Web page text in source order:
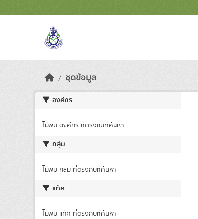
ชุดข้อมูล
องค์กร
ไม่พบ องค์กร ที่ตรงกับที่ค้นหา
กลุ่ม
ไม่พบ กลุ่ม ที่ตรงกับที่ค้นหา
แท็ค
ไม่พบ แท็ค ที่ตรงกับที่ค้นหา